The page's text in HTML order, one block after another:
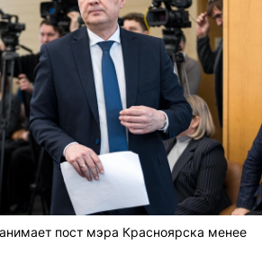
пост мэра Красноярска менее